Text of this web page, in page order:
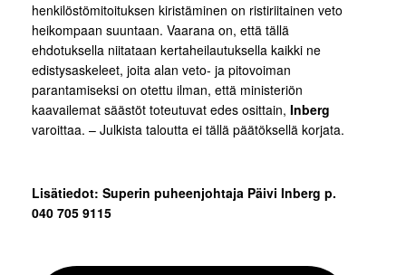
henkilöstömitoituksen kiristäminen on ristiriitainen veto
heikompaan suuntaan. Vaarana on, että tällä
ehdotuksella niitataan kertaheilautuksella kaikki ne
edistysaskeleet, joita alan veto- ja pitovoiman
parantamiseksi on otettu ilman, että ministeriön
kaavailemat säästöt toteutuvat edes osittain, Inberg
varoittaa. – Julkista taloutta ei tällä päätöksellä korjata.
Lisätiedot: Superin puheenjohtaja Päivi Inberg p.
040 705 9115